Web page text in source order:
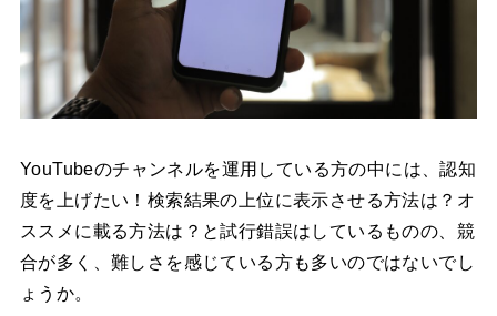
YouTubeのチャンネルを運用している方の中には、認知
度を上げたい！検索結果の上位に表示させる方法は？オ
ススメに載る方法は？と試行錯誤はしているものの、競
合が多く、難しさを感じている方も多いのではないでし
ょうか。